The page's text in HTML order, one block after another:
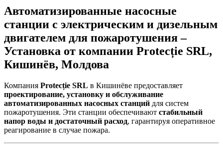
Автоматизированные насосные
станции с электрическим и дизельным
двигателем для пожаротушения –
Установка от компании Protecție SRL,
Кишинёв, Молдова
Компания Protecție SRL в Кишинёве предоставляет
проектирование, установку и обслуживание
автоматизированных насосных станций для систем
пожаротушения. Эти станции обеспечивают стабильный
напор воды и достаточный расход, гарантируя оперативное
реагирование в случае пожара.